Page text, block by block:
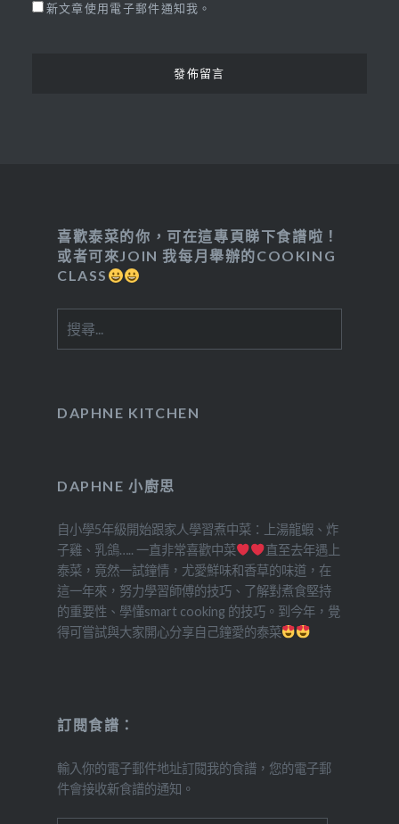
新文章使用電子郵件通知我。
喜歡泰菜的你，可在這專頁睇下食譜啦！
或者可來JOIN 我每月舉辦的COOKING
CLASS
尋
DAPHNE KITCHEN
DAPHNE 小廚思
自小學5年級開始跟家人學習煮中菜：上湯龍蝦、炸
子雞、乳鴿….. 一直非常喜歡中菜
直至去年遇上
泰菜，竟然一試鐘情，尤愛鮮味和香草的味道，在
這一年來，努力學習師傅的技巧、了解對煮食堅持
的重要性、學懂smart cooking 的技巧。到今年，覺
得可嘗試與大家開心分享自己鐘愛的泰菜
訂閱食譜：
輸入你的電子郵件地址訂閱我的食譜，您的電子郵
件會接收新食譜的通知。